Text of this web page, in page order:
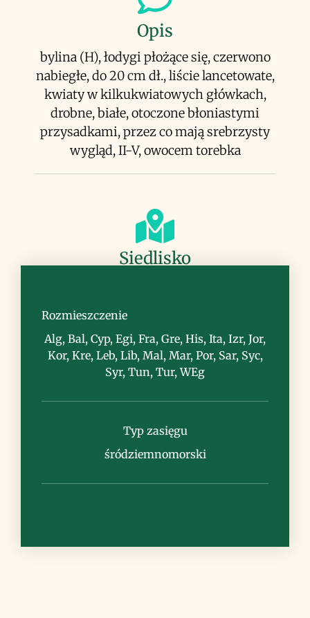
Opis
bylina (H), łodygi płożące się, czerwono
nabiegłe, do 20 cm dł., liście lancetowate,
kwiaty w kilkukwiatowych główkach,
drobne, białe, otoczone błoniastymi
przysadkami, przez co mają srebrzysty
wygląd, II-V, owocem torebka
Siedlisko
Rozmieszczenie
Alg, Bal, Cyp, Egi, Fra, Gre, His, Ita, Izr, Jor,
Kor, Kre, Leb, Lib, Mal, Mar, Por, Sar, Syc,
Syr, Tun, Tur, WEg
Typ zasięgu
śródziemnomorski